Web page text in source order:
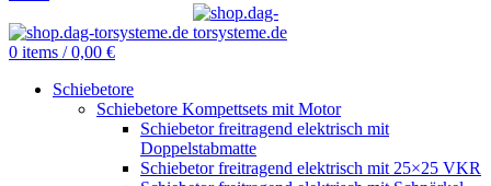
0 items / 0,00 €
Schiebetore
Schiebetore Kompettsets mit Motor
Schiebetor freitragend elektrisch mit
Doppelstabmatte
Schiebetor freitragend elektrisch mit 25×25 VKR